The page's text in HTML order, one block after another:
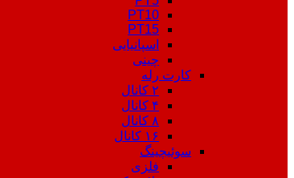
PT10
PT15
اسپانیایی
چینی
کارت رله
۲ کانال
۴ کانال
۸ کانال
۱۶ کانال
سوئیچینگ
فلزی